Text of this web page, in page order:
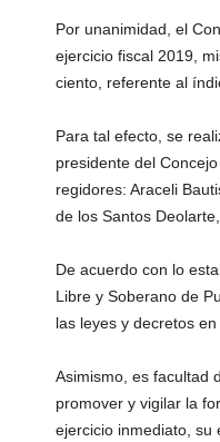
Por unanimidad, el
ejercicio fiscal 2019,
ciento, referente al
Para tal efecto, se
presidente del
regidores: Araceli
de los Santos
De acuerdo con lo
Libre y Soberano de
las leyes y decretos
Asimismo, es facultad
promover y vigilar la
ejercicio inmediato, su